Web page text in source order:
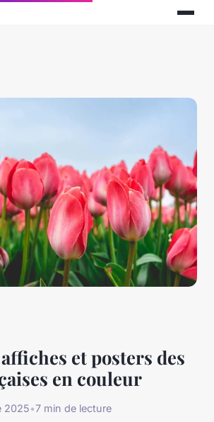
et posters des
en couleur
2025•7 min de lecture